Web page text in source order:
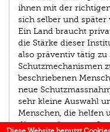
ihnen mit der
sich selber und später
Ein Land braucht
die Stärke dieser
also präventiv tätig zu
Schutzmechanismen
beschriebenen
neue
sehr kleine Auswahl
Menschen, die helfen
dienen, wäre unser